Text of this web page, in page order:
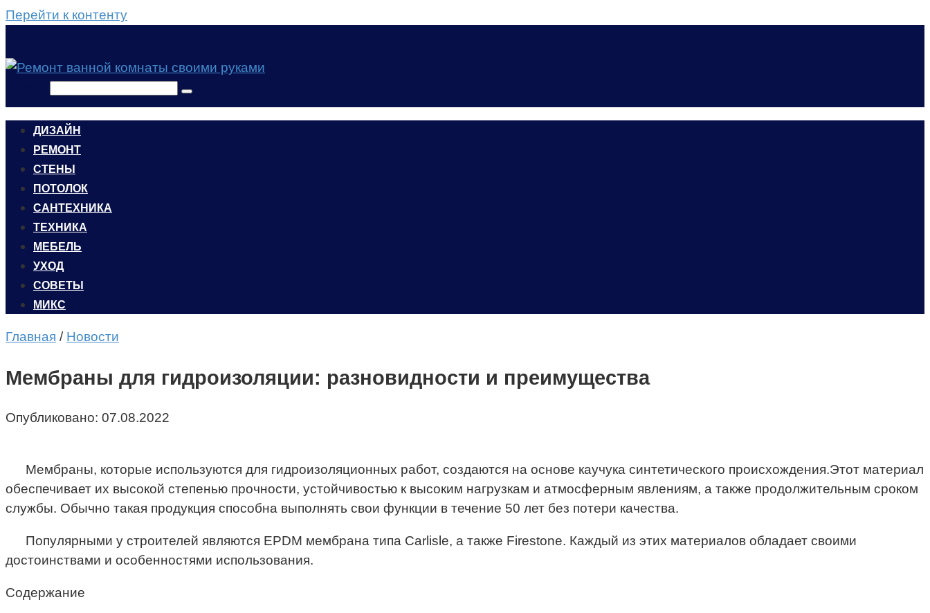
Перейти к контенту
ДИЗАЙН
РЕМОНТ
СТЕНЫ
ПОТОЛОК
САНТЕХНИКА
ТЕХНИКА
МЕБЕЛЬ
УХОД
CОВЕТЫ
МИКС
Главная / Новости
Мембраны для гидроизоляции: разновидности и преимущества
Опубликовано: 07.08.2022
Мембраны, которые используются для гидроизоляционных работ, создаются на основе каучука синтетического происхождения.Этот материал
обеспечивает их высокой степенью прочности, устойчивостью к высоким нагрузкам и атмосферным явлениям, а также продолжительным сроком
службы. Обычно такая продукция способна выполнять свои функции в течение 50 лет без потери качества.
Популярными у строителей являются EPDM мембрана типа Carlisle, а также Firestone. Каждый из этих материалов обладает своими
достоинствами и особенностями использования.
Содержание